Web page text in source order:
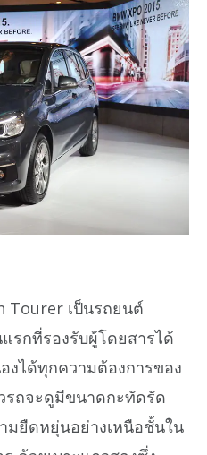
Tourer เป็นรถยนต์
รกที่รองรับผู้โดยสารได้
งได้ทุกความต้องการของ
รถจะดูมีขนาดกะทัดรัด
ยืดหยุ่นอย่างเหนือชั้นใน